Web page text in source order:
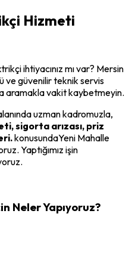
Hizmeti
ihtiyacınız mı var? Mersin
ve güvenilir teknik servis
aramakla vakit kaybetmeyin.
uzman kadromuzla,
sigorta arızası, priz
konusundaYeni Mahalle
Yaptığımız işin
Neler Yapıyoruz?